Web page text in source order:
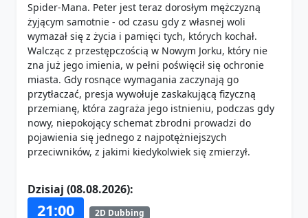
Spider-Mana. Peter jest teraz dorosłym mężczyzną
żyjącym samotnie - od czasu gdy z własnej woli
wymazał się z życia i pamięci tych, których kochał.
Walcząc z przestępczością w Nowym Jorku, który nie
zna już jego imienia, w pełni poświęcił się ochronie
miasta. Gdy rosnące wymagania zaczynają go
przytłaczać, presja wywołuje zaskakującą fizyczną
przemianę, która zagraża jego istnieniu, podczas gdy
nowy, niepokojący schemat zbrodni prowadzi do
pojawienia się jednego z najpotężniejszych
przeciwników, z jakimi kiedykolwiek się zmierzył.
Dzisiaj (08.08.2026):
21:00 2D Dubbing